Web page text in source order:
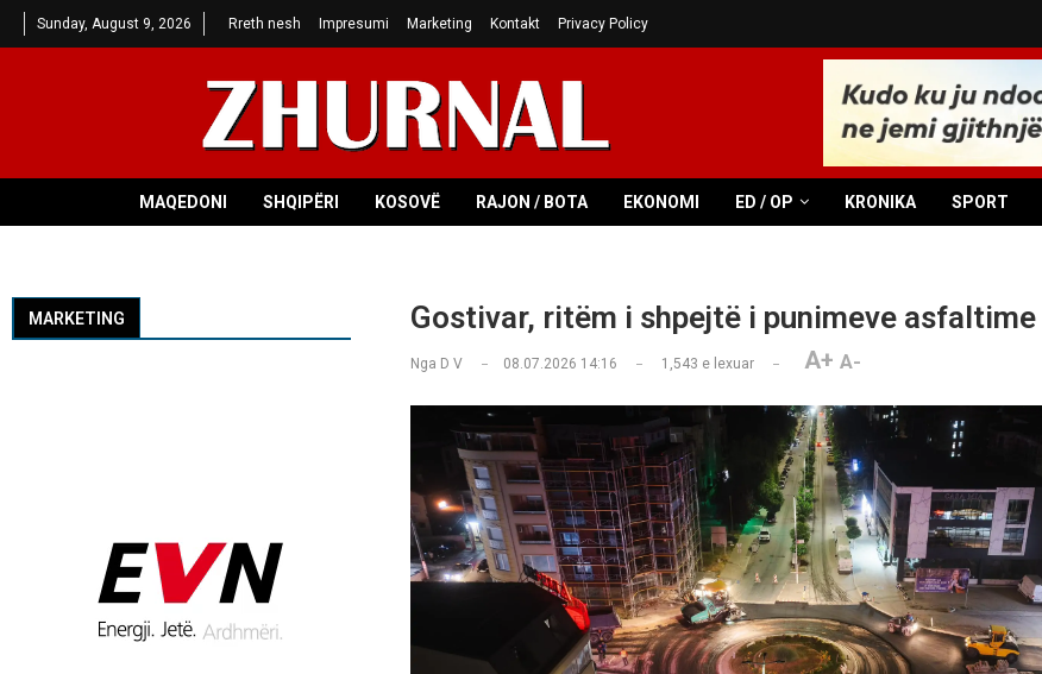
Sunday, August 9, 2026 Rreth nesh Impresumi Marketing Kontakt Privacy Policy
MAQEDONI SHQIPËRI KOSOVË RAJON / BOTA EKONOMI ED / OP KRONIKA SPORT
Gostivar, ritëm i shpejtë i punimeve
Nga D V 08.07.2026 14:16 1,543 e lexuar A+ A-
MARKETING